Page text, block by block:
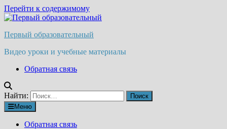
Перейти к содержимому
Первый образовательный
Видео уроки и учебные материалы
Обратная связь
Найти:
Меню
Обратная связь